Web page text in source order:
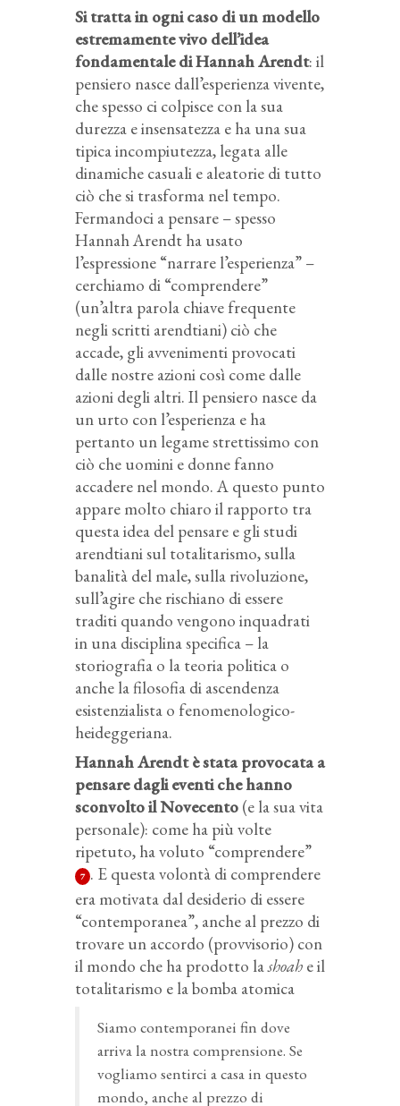
Si tratta in ogni caso di un modello
estremamente vivo dell’idea
fondamentale di Hannah Arendt: il
pensiero nasce dall’esperienza vivente,
che spesso ci colpisce con la sua
durezza e insensatezza e ha una sua
tipica incompiutezza, legata alle
dinamiche casuali e aleatorie di tutto
ciò che si trasforma nel tempo.
Fermandoci a pensare – spesso
Hannah Arendt ha usato
l’espressione “narrare l’esperienza” –
cerchiamo di “comprendere”
(un’altra parola chiave frequente
negli scritti arendtiani) ciò che
accade, gli avvenimenti provocati
dalle nostre azioni così come dalle
azioni degli altri. Il pensiero nasce da
un urto con l’esperienza e ha
pertanto un legame strettissimo con
ciò che uomini e donne fanno
accadere nel mondo. A questo punto
appare molto chiaro il rapporto tra
questa idea del pensare e gli studi
arendtiani sul totalitarismo, sulla
banalità del male, sulla rivoluzione,
sull’agire che rischiano di essere
traditi quando vengono inquadrati
in una disciplina specifica – la
storiografia o la teoria politica o
anche la filosofia di ascendenza
esistenzialista o fenomenologico-
heideggeriana.
Hannah Arendt è stata provocata a
pensare dagli eventi che hanno
sconvolto il Novecento (e la sua vita
personale): come ha più volte
ripetuto, ha voluto “comprendere”
7 . E questa volontà di comprendere
era motivata dal desiderio di essere
“contemporanea”, anche al prezzo di
trovare un accordo (provvisorio) con
il mondo che ha prodotto lashoah e il
totalitarismo e la bomba atomica
Siamo contemporanei fin dove
arriva la nostra comprensione. Se
vogliamo sentirci a casa in questo
mondo, anche al prezzo di